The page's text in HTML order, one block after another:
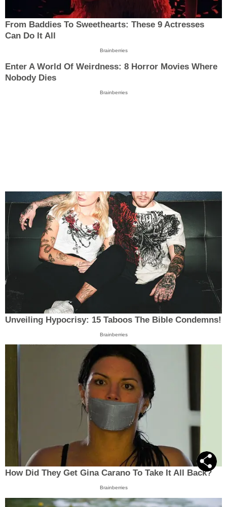
From Baddies To Sweethearts: These 9 Actresses
Can Do It All
Brainberries
Enter A World Of Weirdness: 8 Horror Movies Where
Nobody Dies
Brainberries
Unveiling Hypocrisy: 15 Taboos The Bible Condemns!
Brainberries
How Did They Get Gina Carano To Take It All Back?
Brainberries